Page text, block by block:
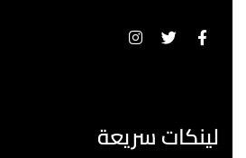
لينكات سريعة